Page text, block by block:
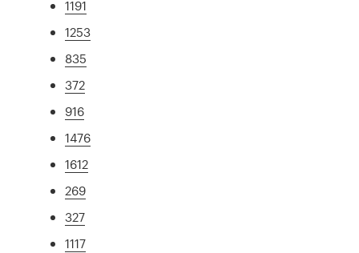
1191
1253
835
372
916
1476
1612
269
327
1117